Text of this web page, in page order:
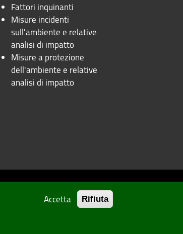
Fattori inquinanti
Misure incidenti
sull'ambiente e relative
analisi di impatto
Misure a protezione
dell'ambiente e relative
analisi di impatto
Note LegaliAccetta Rifiuta